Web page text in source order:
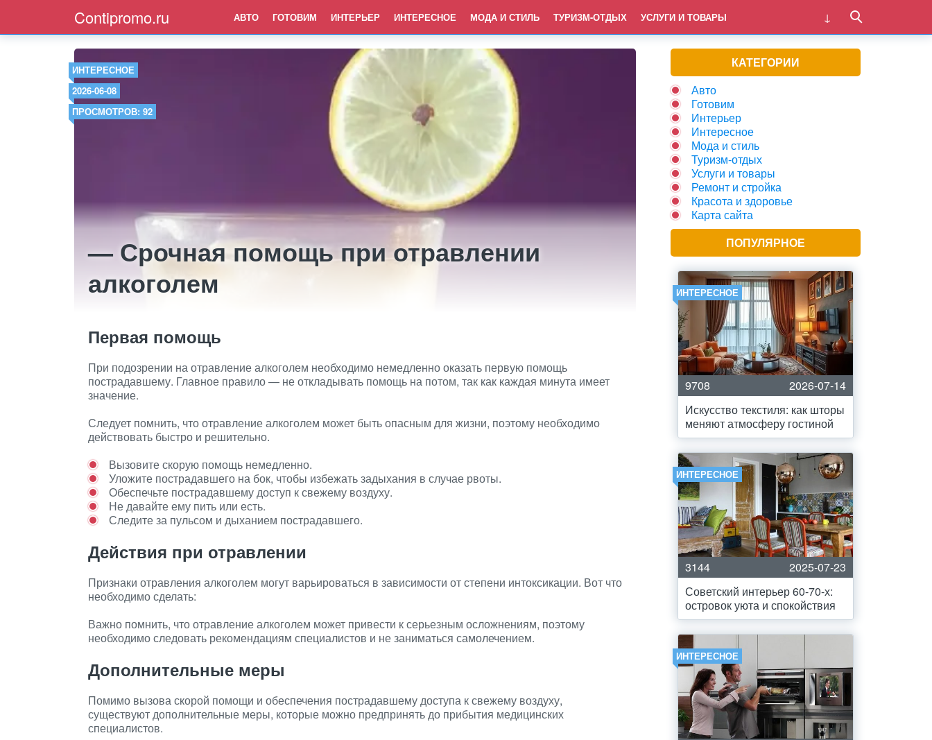
Contipromo.ru АВТО ГОТОВИМ ИНТЕРЬЕР ИНТЕРЕСНОЕ МОДА И СТИЛЬ ТУРИЗМ-ОТДЫХ УСЛУГИ И ТОВАРЫ
ИНТЕРЕСНОЕ
2026-06-08
ПРОСМОТРОВ: 92
— Срочная помощь при отравлении
алкоголем
Первая помощь
При подозрении на отравление алкоголем необходимо немедленно оказать первую помощь
пострадавшему. Главное правило — не откладывать помощь на потом, так как каждая минута имеет
значение.
Следует помнить, что отравление алкоголем может быть опасным для жизни, поэтому необходимо
действовать быстро и решительно.
Вызовите скорую помощь немедленно.
Уложите пострадавшего на бок, чтобы избежать задыхания в случае рвоты.
Обеспечьте пострадавшему доступ к свежему воздуху.
Не давайте ему пить или есть.
Следите за пульсом и дыханием пострадавшего.
Действия при отравлении
Признаки отравления алкоголем могут варьироваться в зависимости от степени интоксикации. Вот что
необходимо сделать:
Важно помнить, что отравление алкоголем может привести к серьезным осложнениям, поэтому
необходимо следовать рекомендациям специалистов и не заниматься самолечением.
Дополнительные меры
Помимо вызова скорой помощи и обеспечения пострадавшему доступа к свежему воздуху,
существуют дополнительные меры, которые можно предпринять до прибытия медицинских
специалистов.
КАТЕГОРИИ
Авто
Готовим
Интерьер
Интересное
Мода и стиль
Туризм-отдых
Услуги и товары
Ремонт и стройка
Красота и здоровье
Карта сайта
ПОПУЛЯРНОЕ
ИНТЕРЕСНОЕ
9708
2026-07-14
Искусство текстиля: как шторы
меняют атмосферу гостиной
ИНТЕРЕСНОЕ
3144
2025-07-23
Советский интерьер 60-70-х:
островок уюта и спокойствия
ИНТЕРЕСНОЕ